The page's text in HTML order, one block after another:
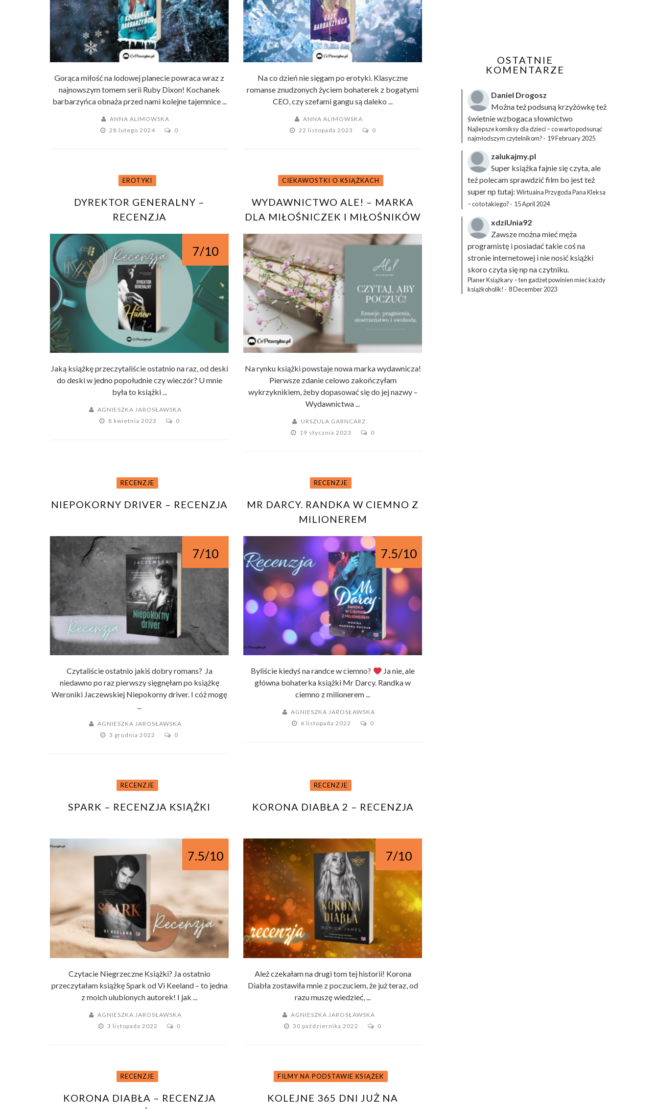
Gorąca miłość na lodowej planecie powraca wraz z
najnowszym tomem serii Ruby Dixon! Kochanek
barbarzyńca obnaża przed nami kolejne tajemnice ...
ANNA ALIMOWSKA
28 lutego 2024
0
Na co dzień nie sięgam po erotyki. Klasyczne
romanse znudzonych życiem bohaterek z bogatymi
CEO, czy szefami gangu są daleko ...
ANNA ALIMOWSKA
22 listopada 2023
0
EROTYKI
DYREKTOR GENERALNY –
RECENZJA
7/10
Jaką książkę przeczytaliście ostatnio na raz, od deski
do deski w jedno popołudnie czy wieczór? U mnie
była to książki ...
AGNIESZKA JAROSŁAWSKA
8 kwietnia 2023
0
CIEKAWOSTKI O KSIĄŻKACH
WYDAWNICTWO ALE! – MARKA
DLA MIŁOŚNICZEK I MIŁOŚNIKÓW
LITERATURY OBYCZAJOWEJ
Na rynku książki powstaje nowa marka wydawnicza!
Pierwsze zdanie celowo zakończyłam
wykrzyknikiem, żeby dopasować się do jej nazwy –
Wydawnictwa ...
URSZULA GARNCARZ
19 stycznia 2023
0
RECENZJE
NIEPOKORNY DRIVER – RECENZJA
7/10
Czytaliście ostatnio jakiś dobry romans? Ja
niedawno po raz pierwszy sięgnęłam po książkę
Weroniki Jaczewskiej Niepokorny driver. I cóż mogę
...
AGNIESZKA JAROSŁAWSKA
3 grudnia 2022
0
RECENZJE
MR DARCY. RANDKA W CIEMNO Z
MILIONEREM
7.5/10
Byliście kiedyś na randce w ciemno?
Ja nie, ale
główna bohaterka książki Mr Darcy. Randka w
ciemno z milionerem ...
AGNIESZKA JAROSŁAWSKA
6 listopada 2022
0
RECENZJE
SPARK – RECENZJA KSIĄŻKI
7.5/10
Czytacie Niegrzeczne Książki? Ja ostatnio
przeczytałam książkę Spark od Vi Keeland – to jedna
z moich ulubionych autorek! I jak ...
AGNIESZKA JAROSŁAWSKA
3 listopada 2022
0
RECENZJE
KORONA DIABŁA 2 – RECENZJA
7/10
Ależ czekałam na drugi tom tej historii! Korona
Diabła zostawiła mnie z poczuciem, że już teraz, od
razu muszę wiedzieć, ...
AGNIESZKA JAROSŁAWSKA
30 października 2022
0
RECENZJE
KORONA DIABŁA – RECENZJA
FILMY NA PODSTAWIE KSIĄŻEK
KOLEJNE 365 DNI JUŻ NA
OSTATNIE
KOMENTARZE
Daniel Drogosz
Można też podsuną krzyżówkęteż
świetnie wzbogaca słownictwo
Najlepsze komiksy dla dzieci – co warto podsunąć
najmłodszym czytelnikom? · 19 February 2025
zalukajmy.pl
Super książka fajnie się czyta, ale
też polecam sprawdzić film bo jest też
super np tutaj: Wirtualna Przygoda Pana Kleksa
– co to takiego? · 15 April 2024
xdziUnia92
Zawsze można mieć męża
programistę i posiadać takie coś na
stronie internetowej i nie nosić książki
skoro czyta się np na czytniku.
Planer Książkary – ten gadżet powinien mieć każdy
książkoholik! · 8 December 2023